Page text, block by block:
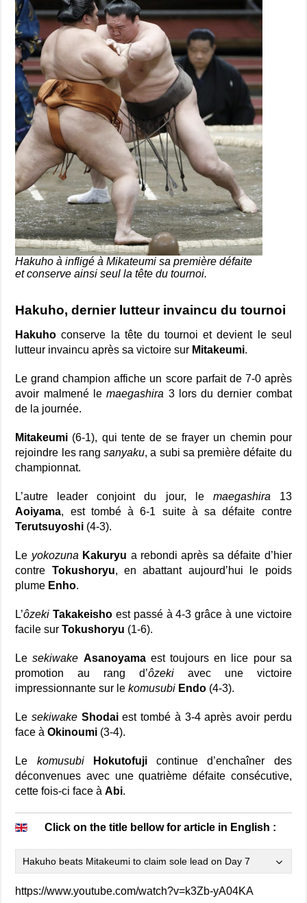
Hakuho à infligé à Mikateumi sa première défaite
et conserve ainsi seul la tête du tournoi.
Hakuho, dernier lutteur invaincu du tournoi
Hakuho conserve la tête du tournoi et devient le seul
lutteur invaincu après sa victoire sur Mitakeumi.
Le grand champion affiche un score parfait de 7-0 après
avoir malmené lemaegashira 3 lors du dernier combat
de la journée.
Mitakeumi (6-1), qui tente de se frayer un chemin pour
rejoindre les rangsanyaku, a subi sa première défaite du
championnat.
L’autre leader conjoint du jour, le maegashira 13
Aoiyama, est tombé à 6-1 suite à sa défaite contre
Terutsuyoshi (4-3).
Le yokozuna Kakuryu a rebondi après sa défaite d’hier
contre Tokushoryu, en abattant aujourd’hui le poids
plume Enho.
L’ôzekiTakakeisho est passé à 4-3 grâce à une victoire
facile surTokushoryu (1-6).
Lesekiwake Asanoyamaest toujours en lice pour sa
promotion au rang d’ôzeki avec une victoire
impressionnante sur lekomusubi Endo (4-3).
Le sekiwake Shodaiest tombé à 3-4 après avoir perdu
face àOkinoumi (3-4).
Le komusubi Hokutofujicontinue d’enchaîner des
déconvenues avec une quatrième défaite consécutive,
cette fois-ci face àAbi.
Click on the title bellow for article in English :
Hakuho beats Mitakeumi to claim sole lead on Day 7
https://www.youtube.com/watch?v=k3Zb-yA04KA